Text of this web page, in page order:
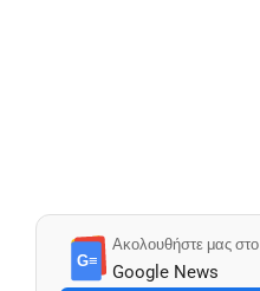
G≡
Ακολουθήστε μας στο
Google News